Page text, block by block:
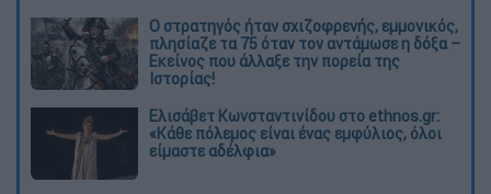
O στρατηγός ήταν σχιζοφρενής, εμμονικός,
πλησίαζε τα 75 όταν τον αντάμωσε η δόξα –
Εκείνος που άλλαξε την πορεία της
Ιστορίας!
Ελισάβετ Κωνσταντινίδου στο ethnos.gr:
«Κάθε πόλεμος είναι ένας εμφύλιος, όλοι
είμαστε αδέλφια»